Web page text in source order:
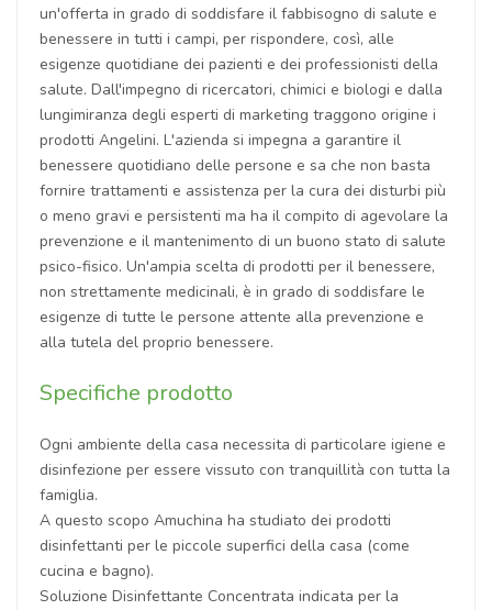
un'offerta in grado di soddisfare il fabbisogno di salute e
benessere in tutti i campi, per rispondere, così, alle
esigenze quotidiane dei pazienti e dei professionisti della
salute. Dall'impegno di ricercatori, chimici e biologi e dalla
lungimiranza degli esperti di marketing traggono origine i
prodotti Angelini. L'azienda si impegna a garantire il
benessere quotidiano delle persone e sa che non basta
fornire trattamenti e assistenza per la cura dei disturbi più
o meno gravi e persistenti ma ha il compito di agevolare la
prevenzione e il mantenimento di un buono stato di salute
psico-fisico. Un'ampia scelta di prodotti per il benessere,
non strettamente medicinali, è in grado di soddisfare le
esigenze di tutte le persone attente alla prevenzione e
alla tutela del proprio benessere.
Specifiche prodotto
Ogni ambiente della casa necessita di particolare igiene e
disinfezione per essere vissuto con tranquillità con tutta la
famiglia.
A questo scopo Amuchina ha studiato dei prodotti
disinfettanti per le piccole superfici della casa (come
cucina e bagno).
Soluzione Disinfettante Concentrata indicata per la